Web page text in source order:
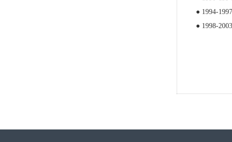
● 1994-
● 1998-